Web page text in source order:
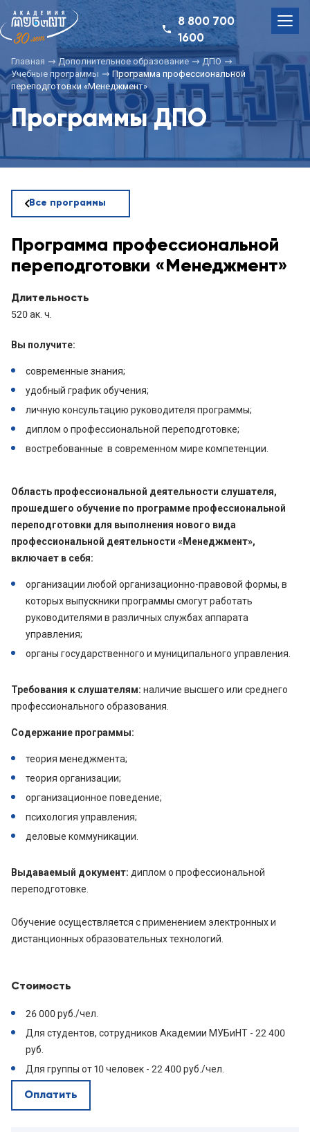
8 800 700
1600
Главная Дополнительное образование
ДПО
Учебные программы
Программа профессиональной
переподготовки «Менеджмент»
Программы ДПО
Все программы
Программа профессиональной
переподготовки «Менеджмент»
Длительность
520 ак. ч.
Вы получите:
современные знания;
удобный график обучения;
личную консультацию руководителя программы;
диплом о профессиональной переподготовке;
востребованные в современном мире компетенции.
Область профессиональной деятельности слушателя,
прошедшего обучение по программе профессиональной
переподготовки для выполнения нового вида
профессиональной деятельности «Менеджмент»,
включает в себя:
организации любой организационно-правовой формы, в
которых выпускники программы смогут работать
руководителями в различных службах аппарата
управления;
органы государственного и муниципального управления.
Требования к слушателям: наличие высшего или среднего
профессионального образования.
Содержание программы:
теория менеджмента;
теория организации;
организационное поведение;
психология управления;
деловые коммуникации.
Выдаваемый документ: диплом о профессиональной
переподготовке.
Обучение осуществляется с применением электронных и
дистанционных образовательных технологий.
Стоимость
26 000 руб./чел.
Для студентов, сотрудников Академии МУБиНТ - 22 400
руб.
Для группы от 10 человек - 22 400 руб./чел.
Оплатить